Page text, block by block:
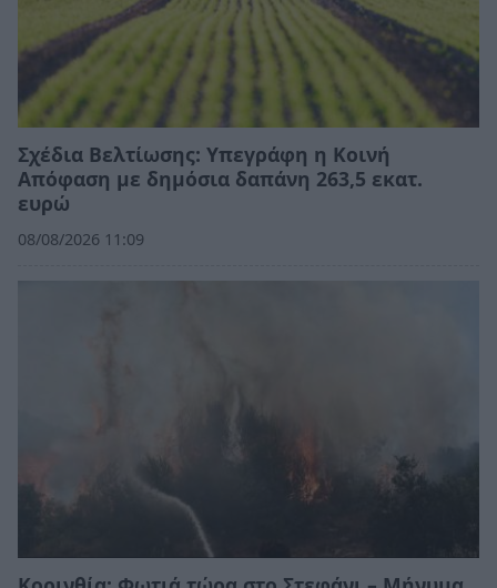
Σχέδια Βελτίωσης: Υπεγράφη η Κοινή
Απόφαση με δημόσια δαπάνη 263,5 εκατ.
ευρώ
08/08/2026 11:09